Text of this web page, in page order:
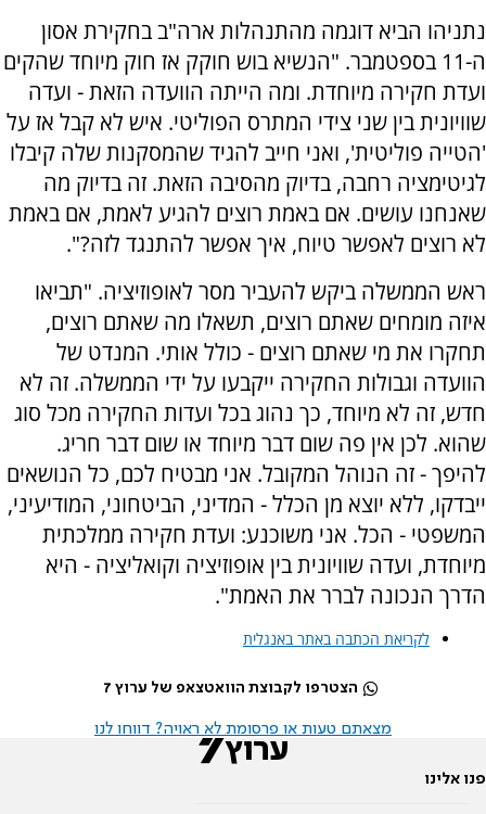
נתניהו הביא דוגמה מהתנהלות ארה"ב בחקירת אסון
ה-11 בספטמבר. "הנשיא בוש חוקק אז חוק מיוחד שהקים
ועדת חקירה מיוחדת. ומה הייתה הוועדה הזאת - ועדה
שוויונית בין שני צידי המתרס הפוליטי. איש לא קבל אז על
'הטייה פוליטית', ואני חייב להגיד שהמסקנות שלה קיבלו
לגיטימציה רחבה, בדיוק מהסיבה הזאת. זה בדיוק מה
שאנחנו עושים. אם באמת רוצים להגיע לאמת, אם באמת
לא רוצים לאפשר טיוח, איך אפשר להתנגד לזה?".
ראש הממשלה ביקש להעביר מסר לאופוזיציה. "תביאו
איזה מומחים שאתם רוצים, תשאלו מה שאתם רוצים,
תחקרו את מי שאתם רוצים - כולל אותי. המנדט של
הוועדה וגבולות החקירה ייקבעו על ידי הממשלה. זה לא
חדש, זה לא מיוחד, כך נהוג בכל ועדות החקירה מכל סוג
שהוא. לכן אין פה שום דבר מיוחד או שום דבר חריג.
להיפך - זה הנוהל המקובל. אני מבטיח לכם, כל הנושאים
ייבדקו, ללא יוצא מן הכלל - המדיני, הביטחוני, המודיעיני,
המשפטי - הכל. אני משוכנע: ועדת חקירה ממלכתית
מיוחדת, ועדה שוויונית בין אופוזיציה וקואליציה - היא
הדרך הנכונה לברר את האמת".
לקריאת הכתבה באתר באנגלית
הצטרפו לקבוצת הוואטצאפ של ערוץ 7
מצאתם טעות או פרסומת לא ראויה? דווחו לנו
פנו אלינו